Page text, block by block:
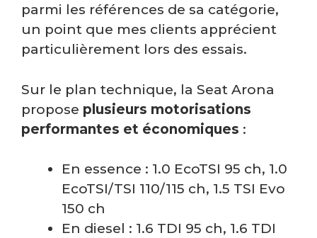
parmi les références de sa catégorie,
un point que mes clients apprécient
particulièrement lors des essais.
Sur le plan technique, la Seat Arona
propose plusieurs motorisations
performantes et économiques :
En essence : 1.0 EcoTSI 95 ch, 1.0
EcoTSI/TSI 110/115 ch, 1.5 TSI Evo
150 ch
En diesel : 1.6 TDI 95 ch, 1.6 TDI